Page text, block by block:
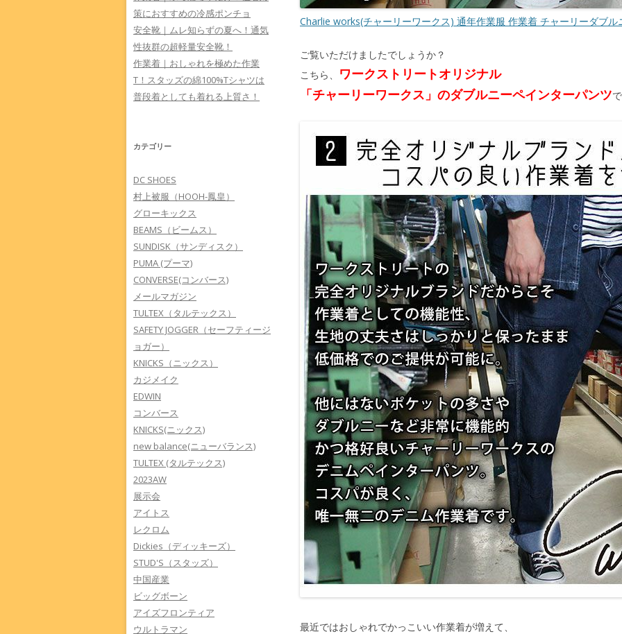
Charlie works(チャーリーワークス) 通年作業服 作業着 チャーリーダブ
ご覧いただけましたでしょうか？
こちら、
ワークストリートオリジナル
「チャーリーワークス」のダブルニーペインターパンツ
最近ではおしゃれでかっこいい作業着が増えて、
策におすすめの冷感ポンチョ
安全靴｜ムレ知らずの夏へ！通気
性抜群の超軽量安全靴！
作業着｜おしゃれを極めた作業
T！スタッズの綿100%Tシャツは
普段着としても着れる上質さ！
カテゴリー
DC SHOES
村上被服（HOOH-鳳皇）
グローキックス
BEAMS（ビームス）
SUNDISK（サンディスク）
PUMA (プーマ)
CONVERSE(コンバース)
メールマガジン
TULTEX（タルテックス）
SAFETY JOGGER（セーフティージ
ョガー）
KNICKS（ニックス）
カジメイク
EDWIN
コンバース
KNICKS(ニックス)
new balance(ニューバランス)
TULTEX (タルテックス)
2023AW
展示会
アイトス
レクロム
Dickies（ディッキーズ）
STUD'S（スタッズ）
中国産業
ビッグボーン
アイズフロンティア
ウルトラマン